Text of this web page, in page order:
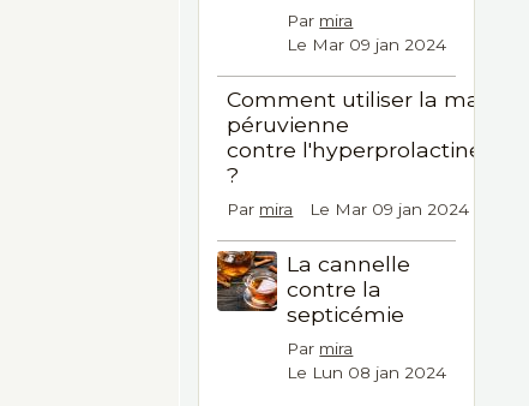
Par mira
Le Mar 09 jan 2024
Comment utiliser la maca
péruvienne
contre l'hyperprolactinémie
?
Par mira Le Mar 09 jan 2024
La cannelle
contre la
septicémie
Par mira
Le Lun 08 jan 2024